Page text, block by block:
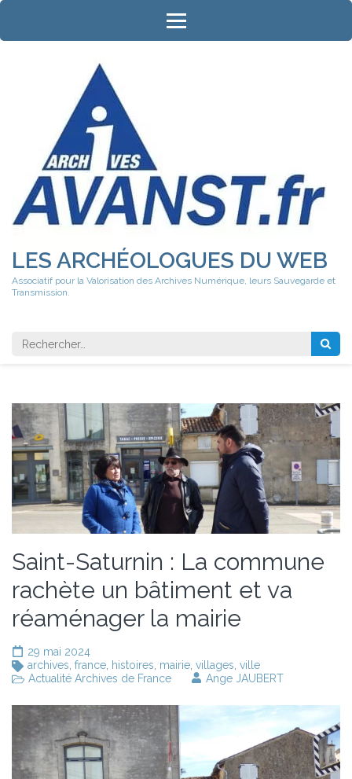
Aller
contenu
LES ARCHÉOLOGUES DU WEB
Associatif pour la Valorisation des Archives Numérique, leurs Sauvegarde et
Transmission.
Rechercher
Saint-Saturnin : La commune
rachète un bâtiment et va
réaménager la mairie
29 mai 2024
archives france histoires mairie villages ville
Actualité Archives de France
Ange JAUBERT